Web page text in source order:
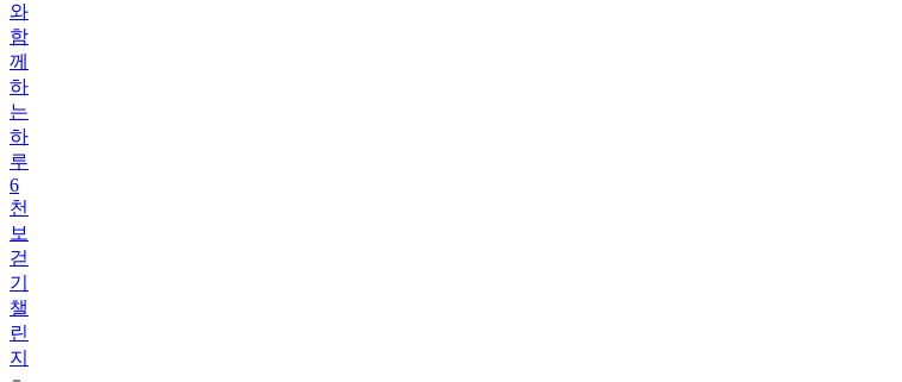
와
함
께
하
는
하
루
6
천
보
걷
기
챌
린
지